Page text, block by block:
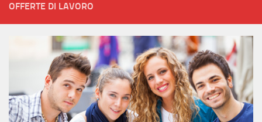
OFFERTE DI LAVORO